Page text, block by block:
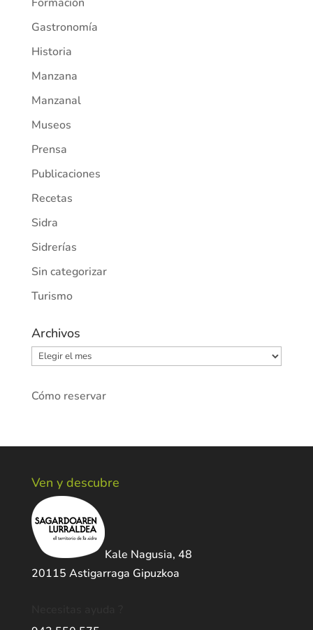
Gastronomía
Historia
Manzana
Manzanal
Museos
Prensa
Publicaciones
Recetas
Sidra
Sidrerías
Sin categorizar
Turismo
Archivos
Archivos
Cómo reservar
Ven y descubre
Kale Nagusia, 48
20115 Astigarraga Gipuzkoa